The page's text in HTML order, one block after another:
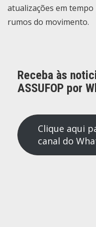
atualizações em
rumos do movimento.
Receba às
ASSUFOP por
Clique aqui
canal do